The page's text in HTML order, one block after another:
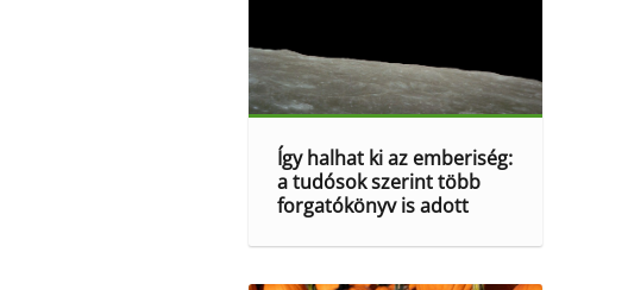
Így halhat ki az emberiség:
a tudósok szerint több
forgatókönyv is adott